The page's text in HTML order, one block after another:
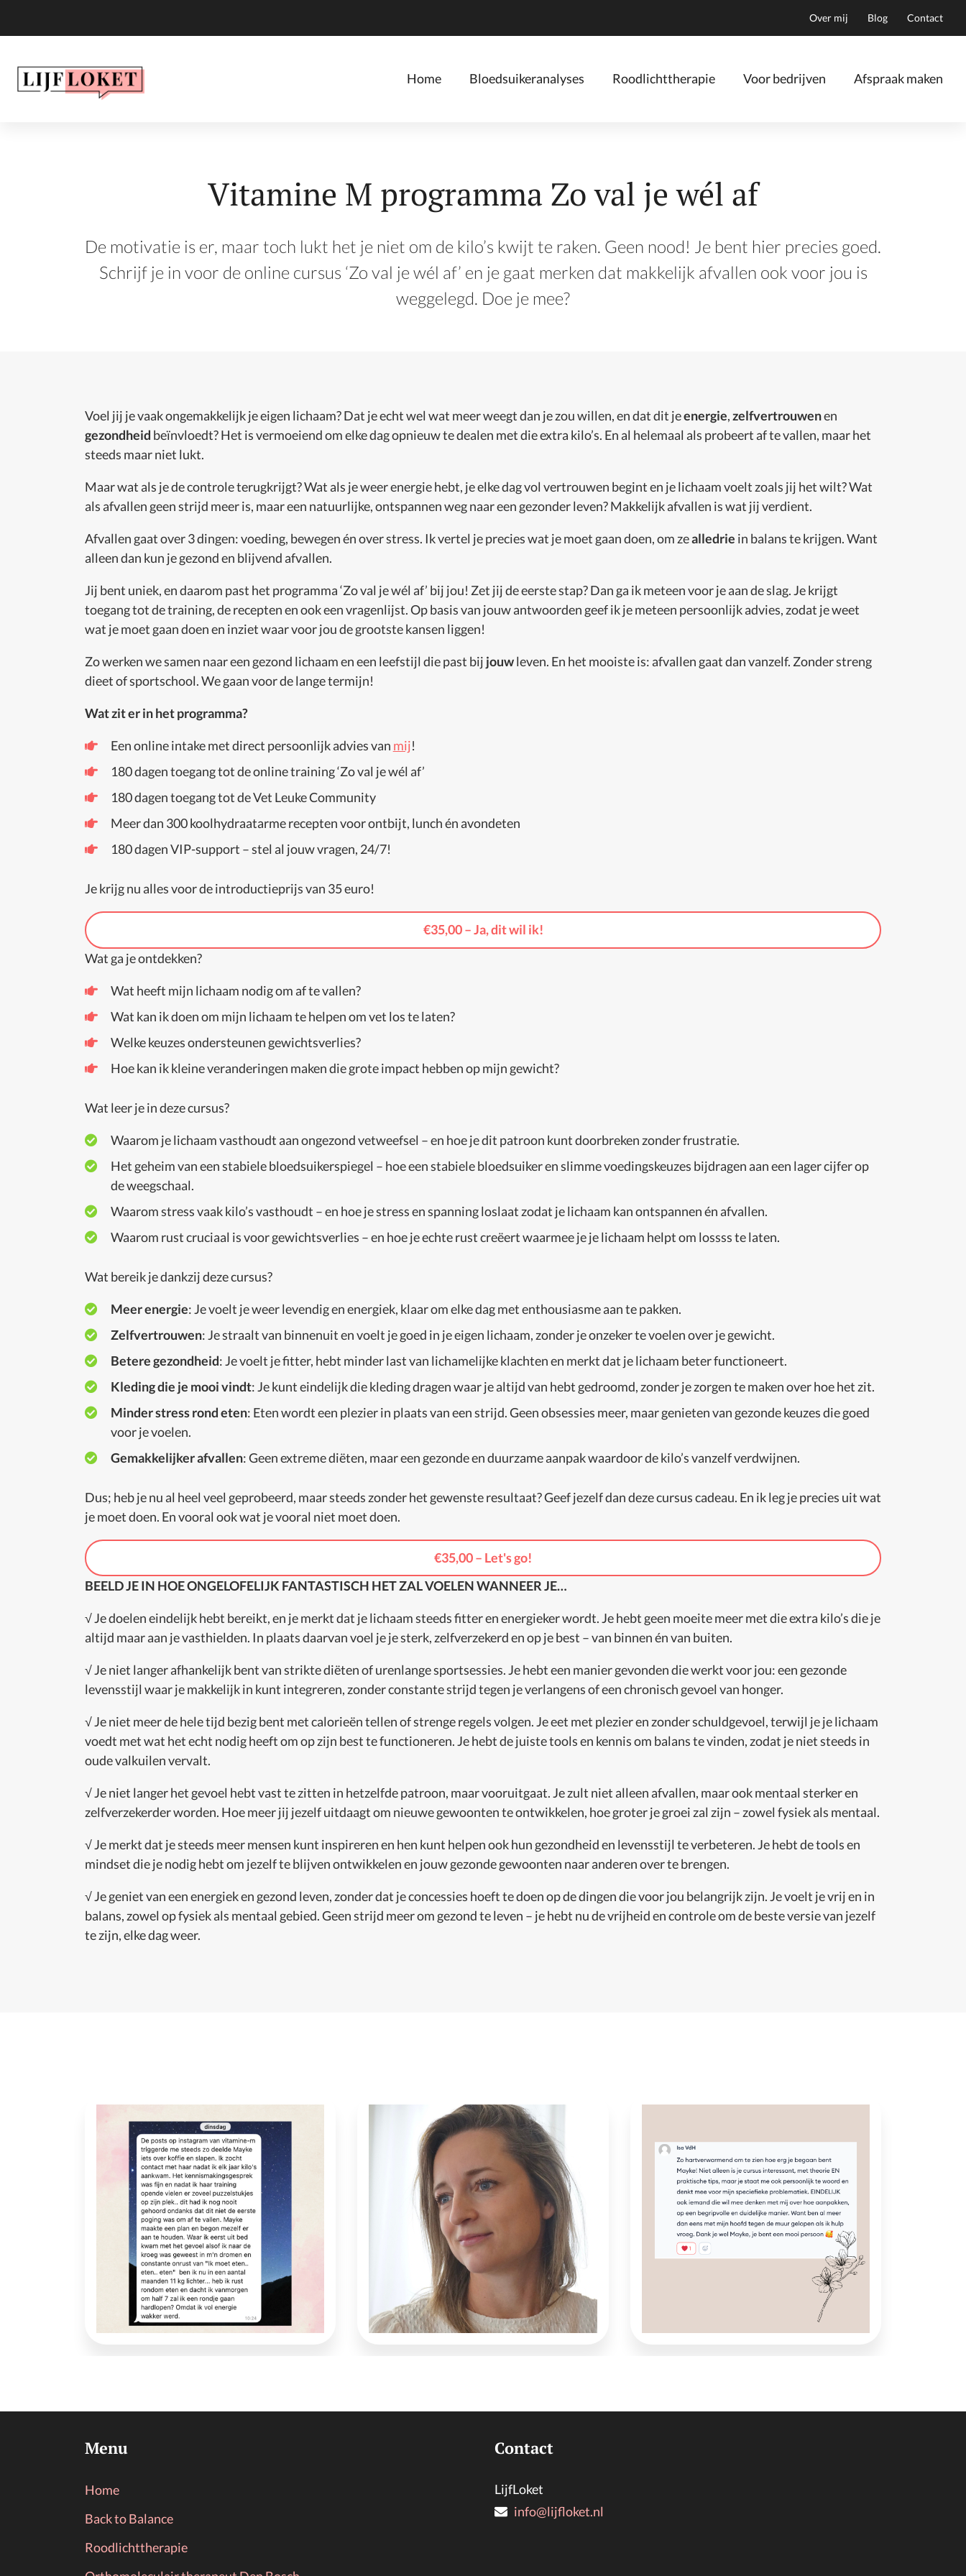
Over mij Blog Contact
Home Bloedsuikeranalyses Roodlichttherapie Voor bedrijven Afspraak maken
Vitamine M programma Zo val je wél af
De motivatie is er, maar toch lukt het je niet om de kilo’s kwijt te raken. Geen nood! Je bent hier precies goed.
Schrijf je in voor de online cursus ‘Zo val je wél af’ en je gaat merken dat makkelijk afvallen ook voor jou is
weggelegd. Doe je mee?
Voel jij je vaak ongemakkelijk je eigen lichaam? Dat je echt wel wat meer weegt dan je zou willen, en dat dit jeenergie,zelfvertrouwenen
gezondheid beïnvloedt? Het is vermoeiend om elke dag opnieuw te dealen met die extra kilo’s. En al helemaal als probeert af te vallen, maar het
steeds maar niet lukt.
Maar wat als je de controle terugkrijgt? Wat als je weer energie hebt, je elke dag vol vertrouwen begint en je lichaam voelt zoals jij het wilt? Wat
als afvallen geen strijd meer is, maar een natuurlijke, ontspannen weg naar een gezonder leven? Makkelijk afvallen is wat jij verdient.
Afvallen gaat over 3 dingen: voeding, bewegen én over stress. Ik vertel je precies wat je moet gaan doen, om zealledrie in balans te krijgen. Want
alleen dan kun je gezond en blijvend afvallen.
Jij bent uniek, en daarom past het programma ‘Zo val je wél af’ bij jou! Zet jij de eerste stap? Dan ga ik meteen voor je aan de slag. Je krijgt
toegang tot de training, de recepten en ook een vragenlijst. Op basis van jouw antwoorden geef ik je meteen persoonlijk advies, zodat je weet
wat je moet gaan doen en inziet waar voor jou de grootste kansen liggen!
Zo werken we samen naar een gezond lichaam en een leefstijl die past bij jouwleven. En het mooiste is: afvallen gaat dan vanzelf. Zonder streng
dieet of sportschool. We gaan voor de lange termijn!
Wat zit er in het programma?
Een online intake met direct persoonlijk advies van mij!
180 dagen toegang tot de online training ‘Zo val je wél af’
180 dagen toegang tot de Vet Leuke Community
Meer dan 300 koolhydraatarme recepten voor ontbijt, lunch én avondeten
180 dagen VIP-support – stel al jouw vragen, 24/7!
Je krijg nu alles voor de introductieprijs van 35 euro!
€35,00 – Ja, dit wil ik!
Wat ga je ontdekken?
Wat heeft mijn lichaam nodig om af te vallen?
Wat kan ik doen om mijn lichaam te helpen om vet los te laten?
Welke keuzes ondersteunen gewichtsverlies?
Hoe kan ik kleine veranderingen maken die grote impact hebben op mijn gewicht?
Wat leer je in deze cursus?
Waarom je lichaam vasthoudt aan ongezond vetweefsel – en hoe je dit patroon kunt doorbreken zonder frustratie.
Het geheim van een stabiele bloedsuikerspiegel – hoe een stabiele bloedsuiker en slimme voedingskeuzes bijdragen aan een lager cijfer op
de weegschaal.
Waarom stress vaak kilo’s vasthoudt – en hoe je stress en spanning loslaat zodat je lichaam kan ontspannen én afvallen.
Waarom rust cruciaal is voor gewichtsverlies – en hoe je echte rust creëert waarmee je je lichaam helpt om lossss te laten.
Wat bereik je dankzij deze cursus?
Meer energie: Je voelt je weer levendig en energiek, klaar om elke dag met enthousiasme aan te pakken.
Zelfvertrouwen: Je straalt van binnenuit en voelt je goed in je eigen lichaam, zonder je onzeker te voelen over je gewicht.
Betere gezondheid: Je voelt je fitter, hebt minder last van lichamelijke klachten en merkt dat je lichaam beter functioneert.
Kleding die je mooi vindt: Je kunt eindelijk die kleding dragen waar je altijd van hebt gedroomd, zonder je zorgen te maken over hoe het zit.
Minder stress rond eten: Eten wordt een plezier in plaats van een strijd. Geen obsessies meer, maar genieten van gezonde keuzes die goed
voor je voelen.
Gemakkelijker afvallen: Geen extreme diëten, maar een gezonde en duurzame aanpak waardoor de kilo’s vanzelf verdwijnen.
Dus; heb je nu al heel veel geprobeerd, maar steeds zonder het gewenste resultaat? Geef jezelf dan deze cursus cadeau. En ik leg je precies uit wat
je moet doen. En vooral ook wat je vooral niet moet doen.
€35,00 – Let's go!
BEELD JE IN HOE ONGELOFELIJK FANTASTISCH HET ZAL VOELEN WANNEER JE…
√ Je doelen eindelijk hebt bereikt, en je merkt dat je lichaam steeds fitter en energieker wordt. Je hebt geen moeite meer met die extra kilo’s die je
altijd maar aan je vasthielden. In plaats daarvan voel je je sterk, zelfverzekerd en op je best – van binnen én van buiten.
√ Je niet langer afhankelijk bent van strikte diëten of urenlange sportsessies. Je hebt een manier gevonden die werkt voor jou: een gezonde
levensstijl waar je makkelijk in kunt integreren, zonder constante strijd tegen je verlangens of een chronisch gevoel van honger.
√ Je niet meer de hele tijd bezig bent met calorieën tellen of strenge regels volgen. Je eet met plezier en zonder schuldgevoel, terwijl je je lichaam
voedt met wat het echt nodig heeft om op zijn best te functioneren. Je hebt de juiste tools en kennis om balans te vinden, zodat je niet steeds in
oude valkuilen vervalt.
√ Je niet langer het gevoel hebt vast te zitten in hetzelfde patroon, maar vooruitgaat. Je zult niet alleen afvallen, maar ook mentaal sterker en
zelfverzekerder worden. Hoe meer jij jezelf uitdaagt om nieuwe gewoonten te ontwikkelen, hoe groter je groei zal zijn – zowel fysiek als mentaal.
√ Je merkt dat je steeds meer mensen kunt inspireren en hen kunt helpen ook hun gezondheid en levensstijl te verbeteren. Je hebt de tools en
mindset die je nodig hebt om jezelf te blijven ontwikkelen en jouw gezonde gewoonten naar anderen over te brengen.
√ Je geniet van een energiek en gezond leven, zonder dat je concessies hoeft te doen op de dingen die voor jou belangrijk zijn. Je voelt je vrij en in
balans, zowel op fysiek als mentaal gebied. Geen strijd meer om gezond te leven – je hebt nu de vrijheid en controle om de beste versie van jezelf
te zijn, elke dag weer.
Menu
Home
Back to Balance
Roodlichttherapie
Contact
LijfLoket
info@lijfloket.nl